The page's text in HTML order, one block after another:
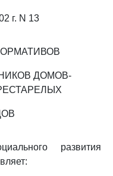
г. N 13
ДОМОВ-
развития